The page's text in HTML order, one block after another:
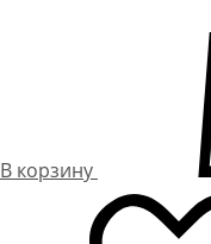
В корзину